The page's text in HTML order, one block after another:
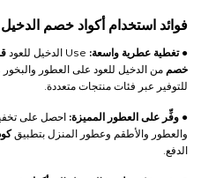
فوائد استخدام أكواد خصم
●تغطية عطرية واسعة: Use الدخيل للعود
خصم من الدخيل للعود على العطور
للتوفير عبر فئات منتجات متعددة.
● وفِّر على العطور المميزة: احصل على
والعطور والأطقم وعطور المنزل بتطبيق
الدفع.